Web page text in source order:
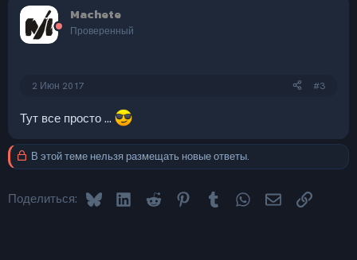
и
Machete
Проверенный
2 Июн 2017 #3
Тут все просто ...
В этой теме нельзя размещать новые ответы.
Поделиться: Bluesky LinkedInReddit PinterestTumblr WhatsApp
Электронная
Ссылка